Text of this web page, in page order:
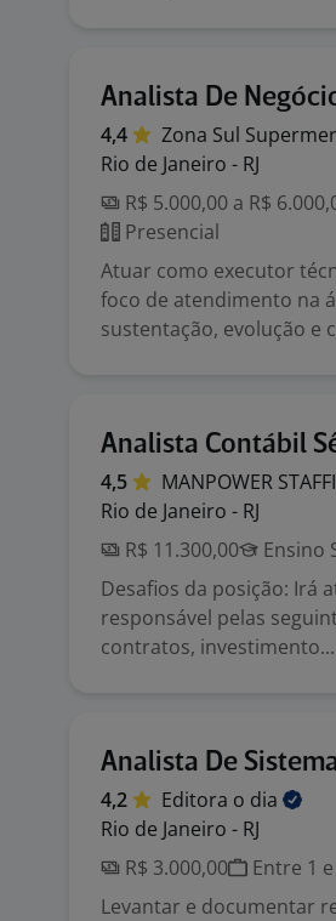
Analista De
4,4 Zona Sul
Rio de Janeiro - RJ
R$ 5.000,00 a R$
Presencial
Atuar como executor
foco de atendimento na
sustentação, evolução e
Analista Contábil
4,5 MANPOWER
Rio de Janeiro - RJ
R$ 11.300,00
Ensino
Desafios da posição: Irá
responsável pelas
contratos, investimento...
Analista De
4,2 Editora o dia
Rio de Janeiro - RJ
R$ 3.000,00
Entre 1
Levantar e documentar